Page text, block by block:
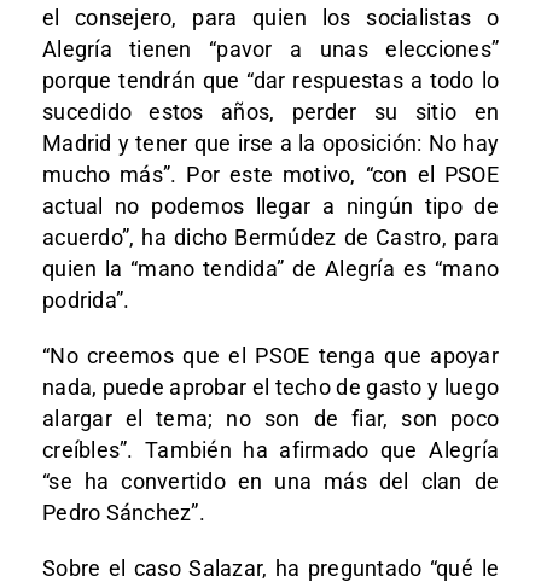
el consejero, para quien los socialistas o
Alegría tienen “pavor a unas elecciones”
porque tendrán que “dar respuestas a todo lo
sucedido estos años, perder su sitio en
Madrid y tener que irse a la oposición: No hay
mucho más”. Por este motivo, “con el PSOE
actual no podemos llegar a ningún tipo de
acuerdo”, ha dicho Bermúdez de Castro, para
quien la “mano tendida” de Alegría es “mano
podrida”.
“No creemos que el PSOE tenga que apoyar
nada, puede aprobar el techo de gasto y luego
alargar el tema; no son de fiar, son poco
creíbles”. También ha afirmado que Alegría
“se ha convertido en una más del clan de
Pedro Sánchez”.
Sobre el caso Salazar, ha preguntado “qué le